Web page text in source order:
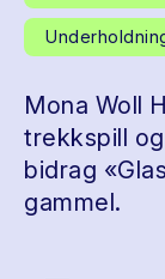
Mona Woll
trekkspill
bidrag
gammel.